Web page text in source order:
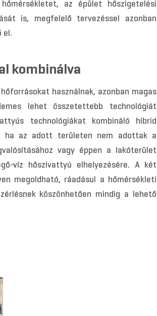
az épület hőszigetelési
is, megfelelő tervezéssel azonban
el.
kombinálva
használnak, azonban magas
lehet összetettebb technológiát
technológiákat kombináló hibrid
ha az adott területen nem adottak a
vagy éppen a lakóterület
víz hőszivattyú elhelyezésére. A két
megoldható, ráadásul a hőmérsékleti
köszönhetően mindig a lehető